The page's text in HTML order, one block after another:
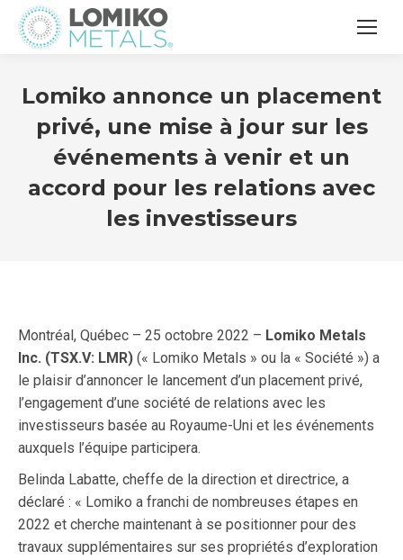
Lomiko annonce un placement
privé, une mise à jour sur les
événements à venir et un
accord pour les relations avec
les investisseurs
Montréal, Québec – 25 octobre 2022 – Lomiko Metals
Inc. (TSX.V: LMR) (« Lomiko Metals » ou la « Société ») a
le plaisir d’annoncer le lancement d’un placement privé,
l’engagement d’une société de relations avec les
investisseurs basée au Royaume-Uni et les événements
auxquels l’équipe participera.
Belinda Labatte, cheffe de la direction et directrice, a
déclaré : « Lomiko a franchi de nombreuses étapes en
2022 et cherche maintenant à se positionner pour des
travaux supplémentaires sur ses propriétés d’exploration